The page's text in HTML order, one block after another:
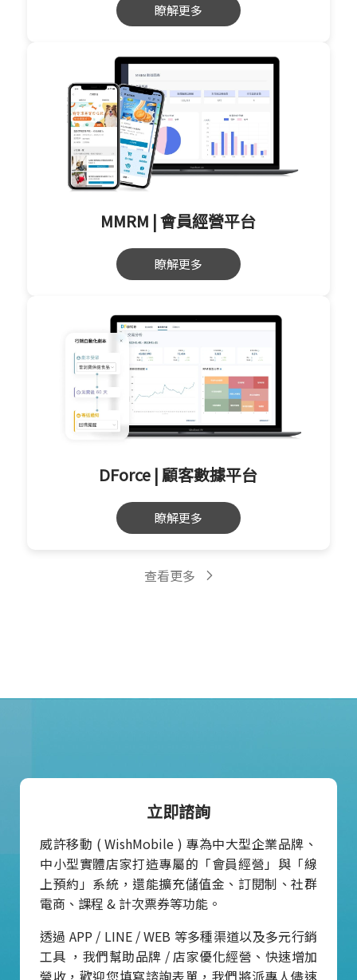
瞭解更多
MMRM | 會員經營平台
瞭解更多
DForce | 顧客數據平台
瞭解更多
查看更多
立即諮詢
威許移動 ( WishMobile ) 專為中大型企業品牌、
中小型實體店家打造專屬的「會員經營」與「線
上預約」系統，還能擴充儲值金、訂閱制、社群
電商、課程 & 計次票券等功能。
透過 APP / LINE / WEB 等多種渠道以及多元行銷
工具 ，我們幫助品牌 / 店家優化經營、快速增加
營收，歡迎您填寫諮詢表單，我們將派專人儘速